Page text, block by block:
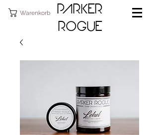
PARKER
ROGUE
Warenkorb